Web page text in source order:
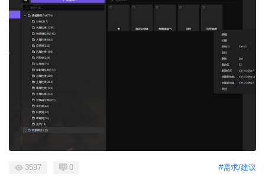
#需求/建议
3597 0